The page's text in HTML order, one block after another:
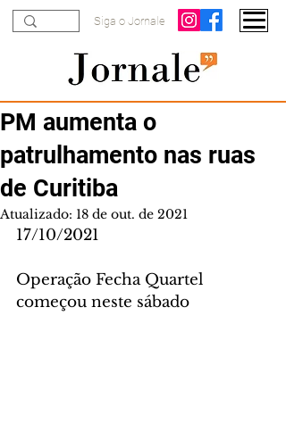
Siga o Jornale
PM aumenta o
patrulhamento nas ruas
de Curitiba
Atualizado: 18 de out. de 2021
17/10/2021
Operação Fecha Quartel
começou neste sábado